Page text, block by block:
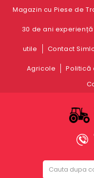
Magazin cu Piese de
30 de ani
utile Contact
Agricole
Politică